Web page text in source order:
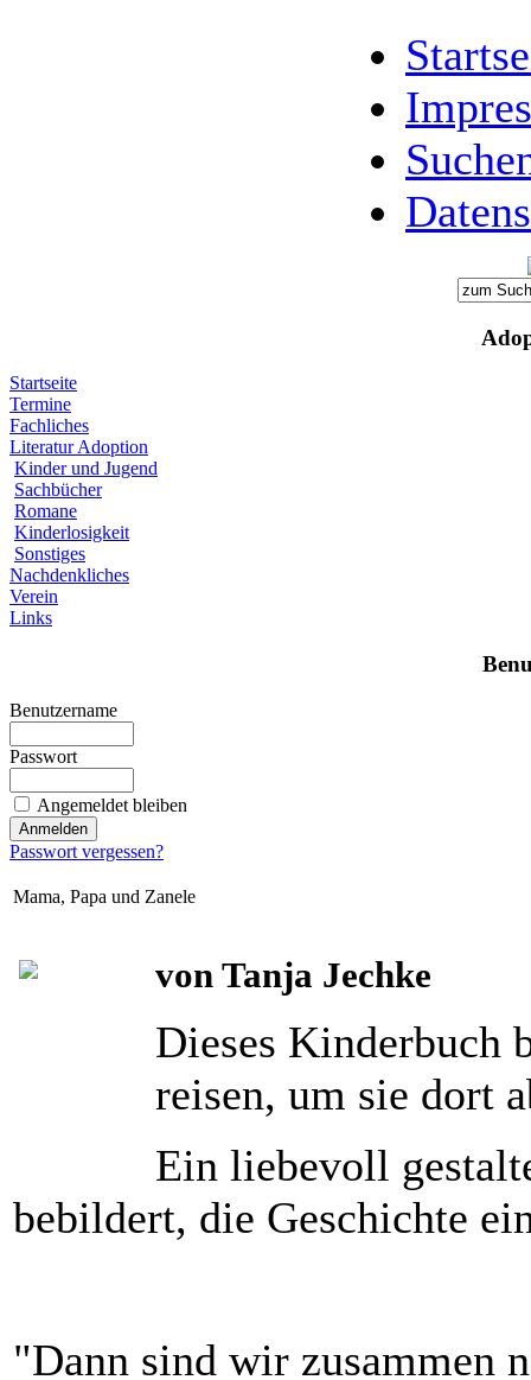
Startseite
Termine
Fachliches
Literatur Adoption
Kinder und Jugend
Sachbücher
Romane
Kinderlosigkeit
Sonstiges
Nachdenkliches
Verein
Links
Benutzername
Passwort
Angemeldet bleiben
Passwort vergessen?
Mama, Papa und Zanele
von Tanja Jechke
Dieses Kinderbuch
reisen, um sie dort
Ein liebevoll
bebildert, die Geschichte
"Dann sind wir zusammen